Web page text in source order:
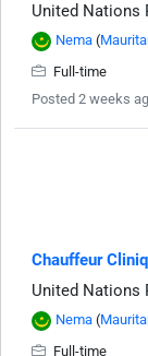
United Nations
Nema (
Full-time
Posted 2 weeks
Chauffeur
United Nations
Nema (
Full-time